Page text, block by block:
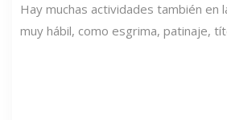
Hay muchas actividades también en
muy hábil, como esgrima, patinaje,